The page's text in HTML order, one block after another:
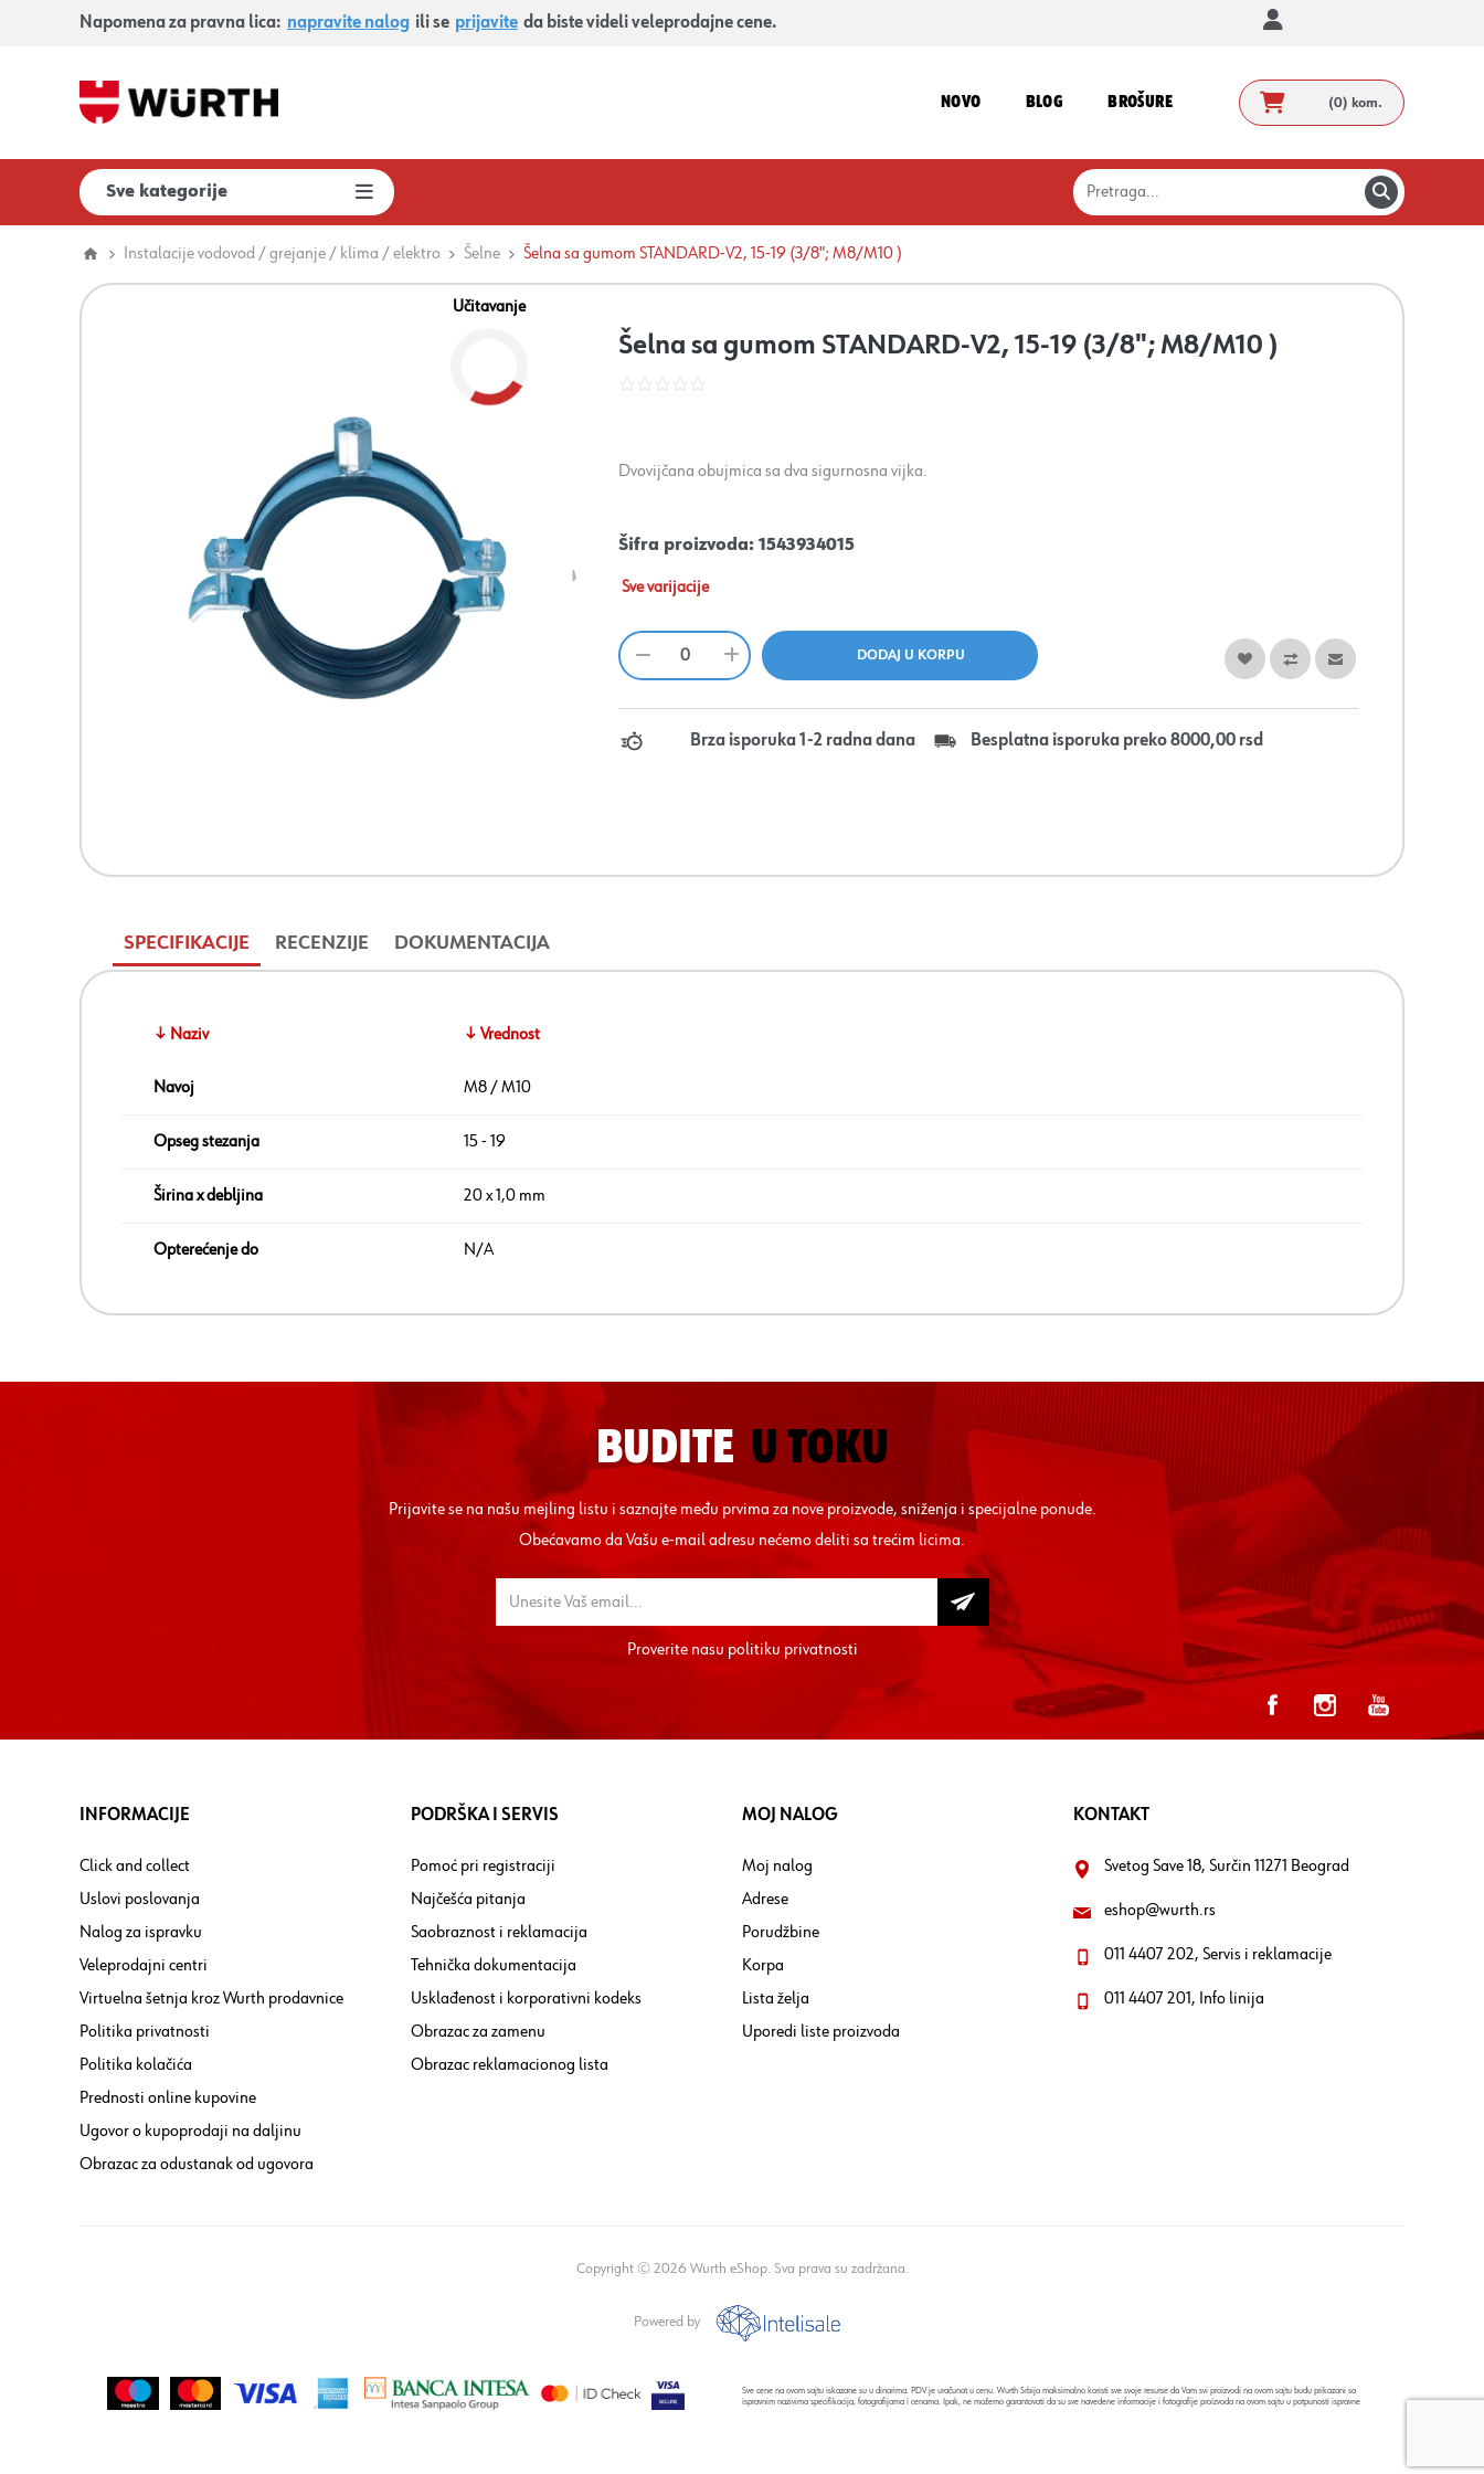
Napomena za pravna lica: napravite nalog ili se prijavite da biste videli veleprodajne cene.
NOVO BLOG BROŠURE (0) kom.
Sve kategorije
Instalacije vodovod / grejanje / klima / elektro Šelne Šelna sa gumom STANDARD-V2, 15-19 (3/8"; M8/M10 )
Učitavanje
Šelna sa gumom STANDARD-V2, 15-19 (3/8"; M8/M10 )
Dvovijčana obujmica sa dva sigurnosna vijka.
Šifra proizvoda: 1543934015
Sve varijacije
Brza isporuka 1-2 radna dana Besplatna isporuka preko 8000,00 rsd
SPECIFIKACIJE RECENZIJE DOKUMENTACIJA
↓ Naziv ↓ Vrednost
Navoj M8 / M10
Opseg stezanja 15 - 19
Širina x debljina 20 x 1,0 mm
Opterećenje do N/A
BUDITE U TOKU
Prijavite se na našu mejling listu i saznajte među prvima za nove proizvode, sniženja i specijalne ponude.
Obećavamo da Vašu e-mail adresu nećemo deliti sa trećim licima.
Proverite nasupolitiku privatnosti
INFORMACIJE
Click and collect
Uslovi poslovanja
Nalog za ispravku
Veleprodajni centri
Virtuelna šetnja kroz Wurth prodavnice
Politika privatnosti
Politika kolačića
Prednosti online kupovine
Ugovor o kupoprodaji na daljinu
Obrazac za odustanak od ugovora
PODRŠKA I SERVIS
Pomoć pri registraciji
Najčešća pitanja
Saobraznost i reklamacija
Tehnička dokumentacija
Usklađenost i korporativni kodeks
Obrazac za zamenu
Obrazac reklamacionog lista
MOJ NALOG
Moj nalog
Adrese
Porudžbine
Korpa
Lista želja
Uporedi liste proizvoda
KONTAKT
Svetog Save 18, Surčin 11271 Beograd
eshop@wurth.rs
011 4407 202, Servis i reklamacije
011 4407 201, Info linija
Copyright © 2026 Wurth eShop. Sva prava su zadržana.
Powered by
Sve cene na ovom sajtu iskazane su u dinarima. PDV je uračunat u cenu. Wurth Srbija maksimalno koristi sve svoje resurse da Vam svi proizvodi na ovom sajtu budu prikazani sa
ispravnim nazivima specifikacija, fotografijama i cenama. Ipak, ne možemo garantovati da su sve navedene informacije i fotografije proizvoda na ovom sajtu u potpunosti ispravne